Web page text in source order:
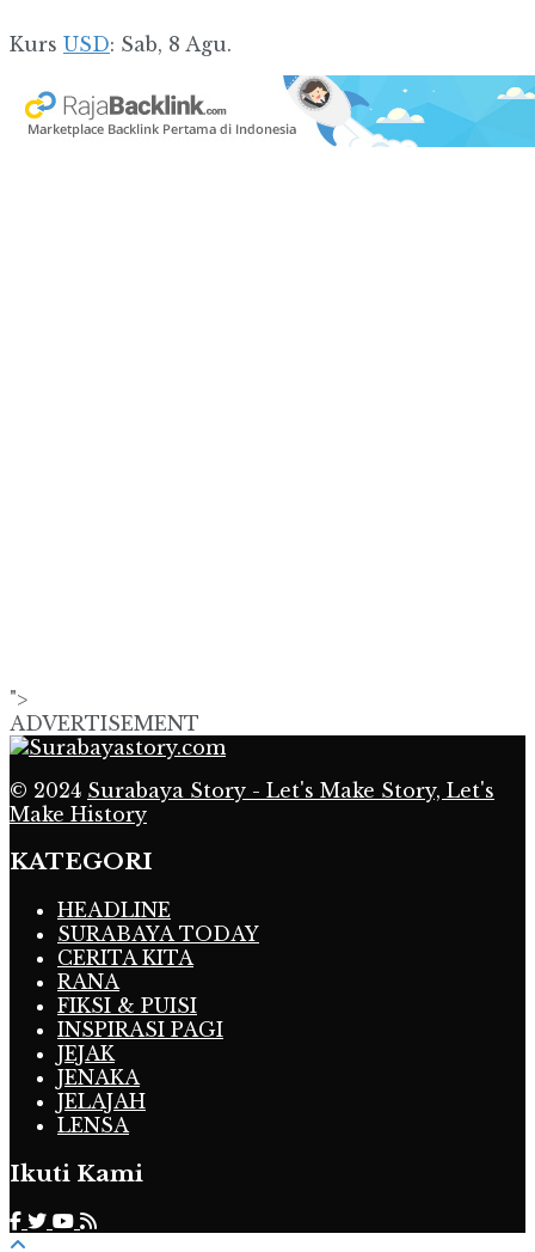
Kurs USD: Sab, 8 Agu.
">
ADVERTISEMENT
© 2024 Surabaya Story - Let's Make Story, Let's
Make History
KATEGORI
HEADLINE
SURABAYA TODAY
CERITA KITA
RANA
FIKSI & PUISI
INSPIRASI PAGI
JEJAK
JENAKA
JELAJAH
LENSA
Ikuti Kami